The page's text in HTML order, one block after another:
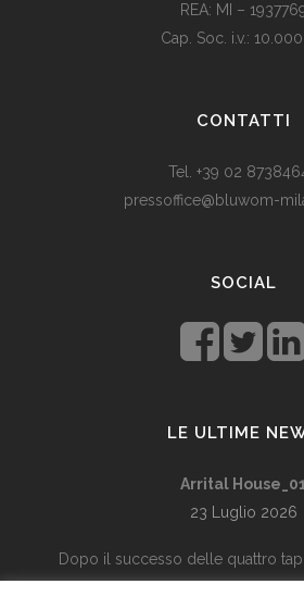
REA: MI –
Cap. Soc. i.v.:
med dagens valutadevaluering må
stedet for dyre
CONTATTI
Tel. +39 02
pressoffice@bluwom-
Rolex replicasono
SOCIAL
LE ULTIME
Arrital
23 Luglio 2026
Dopo il successo delle quattro